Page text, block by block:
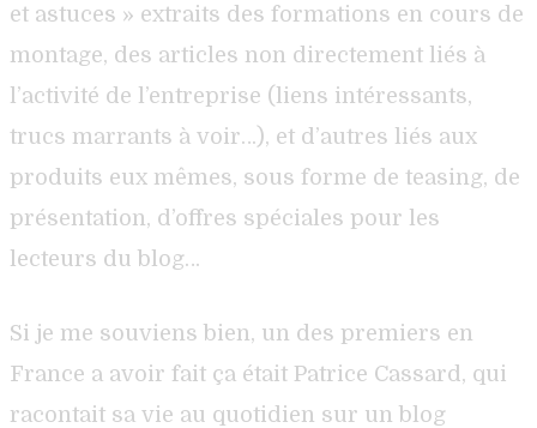
et astuces » extraits des formations en cours de
montage, des articles non directement liés à
l’activité de l’entreprise (liens intéressants,
trucs marrants à voir…), et d’autres liés aux
produits eux mêmes, sous forme de teasing, de
présentation, d’offres spéciales pour les
lecteurs du blog…
Si je me souviens bien, un des premiers en
France a avoir fait ça était Patrice Cassard, qui
racontait sa vie au quotidien sur un blog